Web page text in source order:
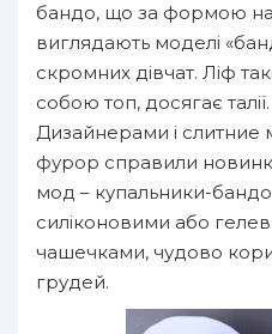
бандо, що за формою
виглядають моделі
скромних дівчат. Ліф
собою топ, досягає
Дизайнерами і слитние
фурор справили
мод – купальники-
силіконовими або
чашечками, чудово
грудей.